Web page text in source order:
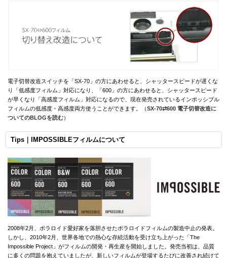
電子切替改造スイッチを「SX-70」の方にあわせると、シャッタースピードが遅くな
り「低感度フィルム」対応になり、「600」の方にあわせると、シャッタースピード
が早くなり「高感度フィルム」対応になるので、現在発売されているインポッシブル
フィルムの低感度・高感度両方使うことができます。（SX-70⇄600 電子切替改造に
ついてのBLOGを読む）
Tips｜IMPOSSIBLEフィルムについて
2008年2月、ポラロイド愛好家を落胆させたポラロイドフィルムの製造中止の発表。
しかし、2010年2月、世界各地での熱心な存続活動を受け立ち上がった「The
Impossible Project」がフィルムの開発・再生産を開始しました。発売当初は、品質
に多くの問題を抱えていましたが、新しいフィルムが登場するたびに改善され続けて